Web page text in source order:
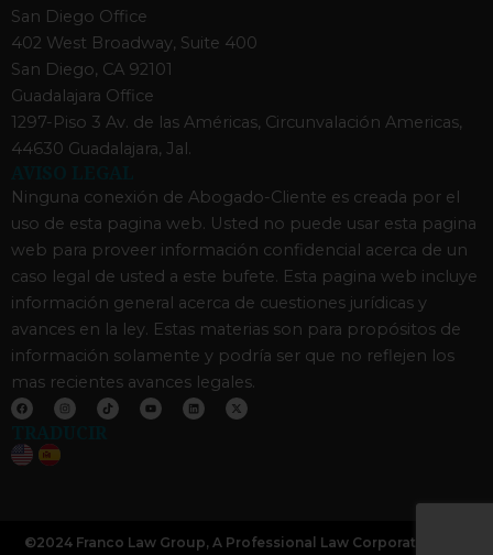
San Diego Office
402 West Broadway, Suite 400
San Diego, CA 92101
Guadalajara Office
1297-Piso 3 Av. de las Américas, Circunvalación Americas,
44630 Guadalajara, Jal.
Ninguna conexión de Abogado-Cliente es creada por el
uso de esta pagina web. Usted no puede usar esta pagina
web para proveer información confidencial acerca de un
caso legal de usted a este bufete. Esta pagina web incluye
información general acerca de cuestiones jurídicas y
avances en la ley. Estas materias son para propósitos de
información solamente y podría ser que no reflejen los
mas recientes avances legales.
F
a
c
b
o
o
I
n
s
T
i
k
Y
o
u
L
i
n
X
-
t
©2024 Franco Law Group, A Professional Law Corporation | All